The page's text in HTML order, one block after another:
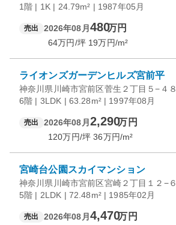
1階 | 1K | 24.79m² | 1987年05月
売出 2026年08月 480万円
64万円/坪 19万円/m²
ライオンズガーデンヒルズ宮前平
神奈川県川崎市宮前区菅生２丁目５−４８
6階 | 3LDK | 63.28m² | 1997年08月
売出 2026年08月 2,290万円
120万円/坪 36万円/m²
宮崎台公園スカイマンション
神奈川県川崎市宮前区宮崎２丁目１２−６
5階 | 2LDK | 72.48m² | 1985年02月
売出 2026年08月 4,470万円